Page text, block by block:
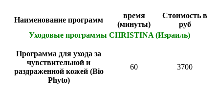
Наименование программ
время
(минуты)
Стоимость в
руб
Уходовые программы CHRISTINA (Израиль)
Программа для ухода за
чувствительной и
раздраженной кожей (Bio
Phyto)
60 3700